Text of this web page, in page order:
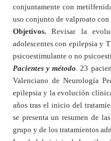
conjuntamente con
uso conjunto de valproato
Objetivos.Revisar la
adolescentes con epilepsia y
psicoestimulante o no
Pacientes y método . 23
Valenciano de Neurología
epilepsia y la evolución
años tras el inicio del
se presenta un resumen de
grupo y de los tratamientos